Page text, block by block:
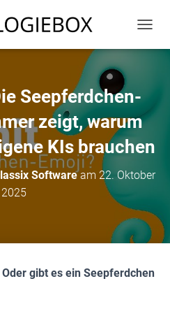
A
O
N
M
H
E
Seepferdchen-
zeigt, warum
KIs brauchen
Softwaream 22. Oktober
2025
gibt es ein Seepferdchen